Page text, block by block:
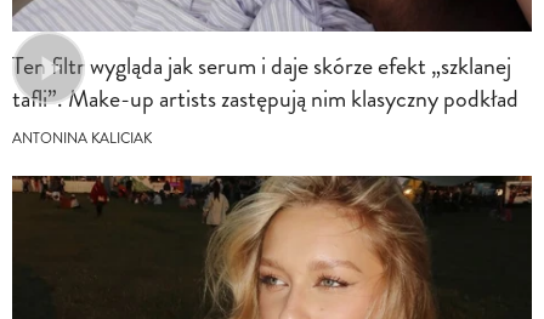
Ten filtr wygląda jak serum i daje skórze efekt „szklanej
tafli”. Make-up artists zastępują nim klasyczny podkład
ANTONINA KALICIAK